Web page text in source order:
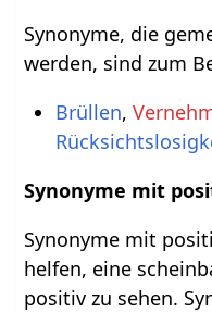
Synonyme, die
werden, sind zum
Brüllen,
Synonyme mit
Synonyme mit
helfen, eine
positiv zu sehen.